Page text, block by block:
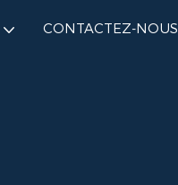
CONTACTEZ-NOUS